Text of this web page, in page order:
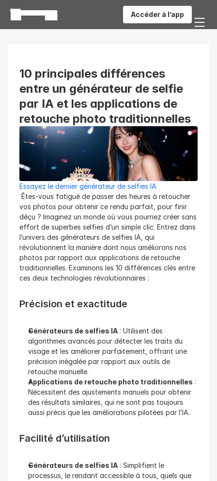
Accéder à l’app
10 principales différences
entre un générateur de selfie
par IA et les applications de
retouche photo traditionnelles
Essayez le dernier générateur de selfies IA
vos photos pour obtenir ce rendu parfait, pour finir
déçu ? Imaginez un monde où vous pourriez créer sans
effort de superbes selfies d’un simple clic. Entrez dans
l’univers des générateurs de selfies IA, qui
révolutionnent la manière dont nous améliorons nos
photos par rapport aux applications de retouche
traditionnelles. Examinons les 10 différences clés entre
ces deux technologies révolutionnaires :
Précision et exactitude
Générateurs de selfies IA : Utilisent des
algorithmes avancés pour détecter les traits du
visage et les améliorer parfaitement, offrant une
précision inégalée par rapport aux outils de
retouche manuelle.
Applications de retouche photo traditionnelles :
Nécessitent des ajustements manuels pour obtenir
des résultats similaires, qui ne sont pas toujours
aussi précis que les améliorations pilotées par l’IA.
Facilité d’utilisation
Générateurs de selfies IA : Simplifient le
processus, le rendant accessible à tous, quels que